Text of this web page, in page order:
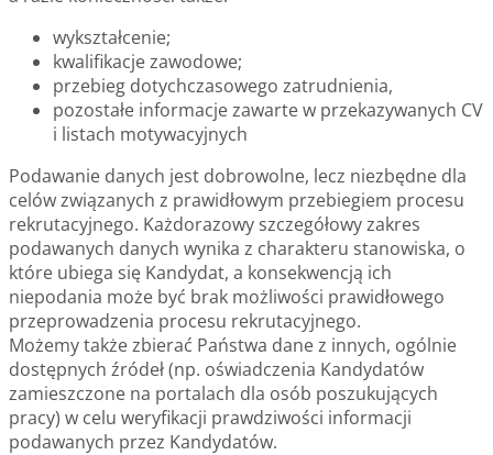
wykształcenie;
kwalifikacje zawodowe;
przebieg dotychczasowego zatrudnienia,
pozostałe informacje zawarte w przekazywanych CV
i listach motywacyjnych
Podawanie danych jest dobrowolne, lecz niezbędne dla
celów związanych z prawidłowym przebiegiem procesu
rekrutacyjnego. Każdorazowy szczegółowy zakres
podawanych danych wynika z charakteru stanowiska, o
które ubiega się Kandydat, a konsekwencją ich
niepodania może być brak możliwości prawidłowego
przeprowadzenia procesu rekrutacyjnego.
Możemy także zbierać Państwa dane z innych, ogólnie
dostępnych źródeł (np. oświadczenia Kandydatów
zamieszczone na portalach dla osób poszukujących
pracy) w celu weryfikacji prawdziwości informacji
podawanych przez Kandydatów.